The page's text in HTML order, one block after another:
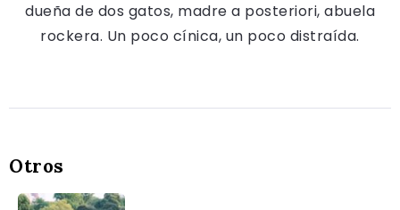
dueña de dos gatos, madre a posteriori, abuela
rockera. Un poco cínica, un poco distraída.
Otros